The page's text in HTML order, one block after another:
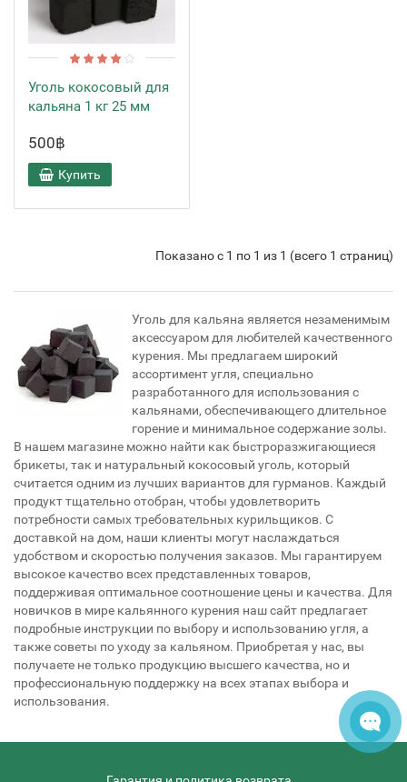
Уголь кокосовый для
кальяна 1 кг 25 мм
500฿
Купить
Показано с 1 по 1 из 1 (всего 1 страниц)
Уголь для кальяна является незаменимым
аксессуаром для любителей качественного
курения. Мы предлагаем широкий
ассортимент угля, специально
разработанного для использования с
кальянами, обеспечивающего длительное
горение и минимальное содержание золы.
В нашем магазине можно найти как быстроразжигающиеся
брикеты, так и натуральный кокосовый уголь, который
считается одним из лучших вариантов для гурманов. Каждый
продукт тщательно отобран, чтобы удовлетворить
потребности самых требовательных курильщиков. С
доставкой на дом, наши клиенты могут наслаждаться
удобством и скоростью получения заказов. Мы гарантируем
высокое качество всех представленных товаров,
поддерживая оптимальное соотношение цены и качества. Для
новичков в мире кальянного курения наш сайт предлагает
подробные инструкции по выбору и использованию угля, а
также советы по уходу за кальяном. Приобретая у нас, вы
получаете не только продукцию высшего качества, но и
профессиональную поддержку на всех этапах выбора и
использования.